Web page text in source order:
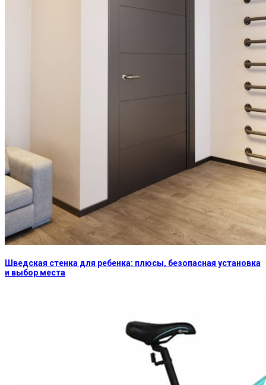
Шведская стенка для ребенка: плюсы, безопасная установка
и выбор места